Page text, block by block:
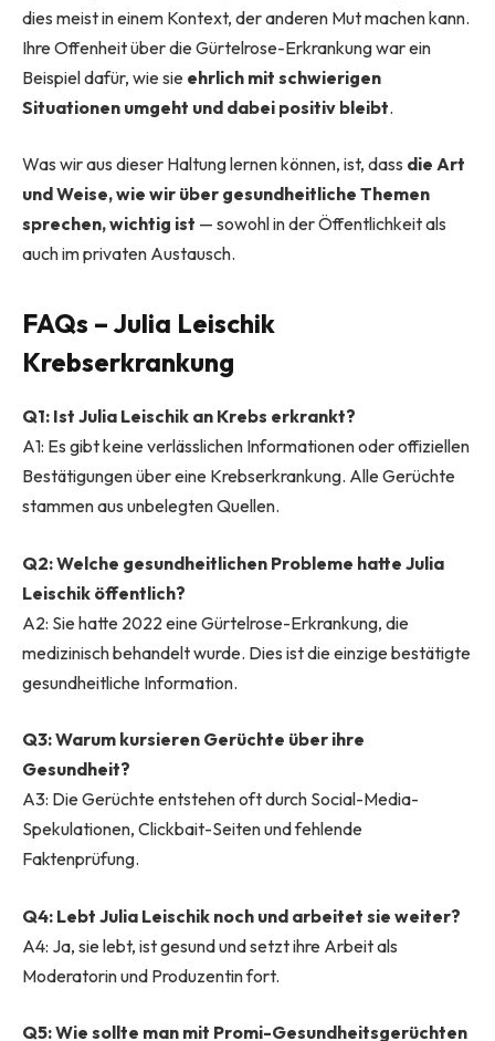
dies meist in einem Kontext, der anderen Mut machen kann.
Ihre Offenheit über die Gürtelrose-Erkrankung war ein
Beispiel dafür, wie sie ehrlich mit schwierigen
Situationen umgeht und dabei positiv bleibt.
Was wir aus dieser Haltung lernen können, ist, dass die Art
und Weise, wie wir über gesundheitliche Themen
sprechen, wichtig ist — sowohl in der Öffentlichkeit als
auch im privaten Austausch.
FAQs – Julia Leischik
Krebserkrankung
Q1: Ist Julia Leischik an Krebs erkrankt?
A1: Es gibt keine verlässlichen Informationen oder offiziellen
Bestätigungen über eine Krebserkrankung. Alle Gerüchte
stammen aus unbelegten Quellen.
Q2: Welche gesundheitlichen Probleme hatte Julia
Leischik öffentlich?
A2: Sie hatte 2022 eine Gürtelrose-Erkrankung, die
medizinisch behandelt wurde. Dies ist die einzige bestätigte
gesundheitliche Information.
Q3: Warum kursieren Gerüchte über ihre
Gesundheit?
A3: Die Gerüchte entstehen oft durch Social-Media-
Spekulationen, Clickbait-Seiten und fehlende
Faktenprüfung.
Q4: Lebt Julia Leischik noch und arbeitet sie weiter?
A4: Ja, sie lebt, ist gesund und setzt ihre Arbeit als
Moderatorin und Produzentin fort.
Q5: Wie sollte man mit Promi-Gesundheitsgerüchten